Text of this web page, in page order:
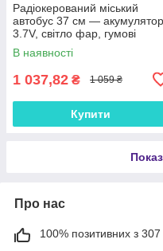
Радіокерований міський
автобус 37 см — акумулятор
3.7V, світло фар, гумові
шини, арт. 666-695ZA
В наявності
1 037,82 ₴ 1 059 ₴
Купити
Про нас
100% позитивних з 307